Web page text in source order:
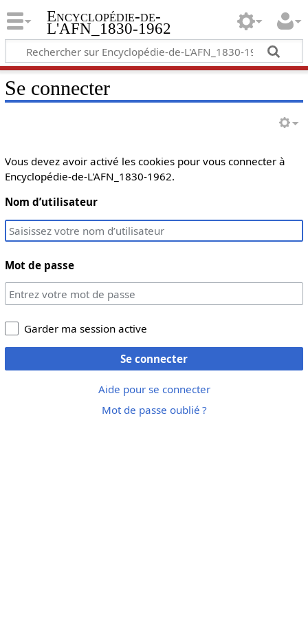
Encyclopédie-de-
L'AFN_1830-1962
Se connecter
Vous devez avoir activé les cookies pour vous connecter à
Encyclopédie-de-L'AFN_1830-1962.
Nom d’utilisateur
Mot de passe
Garder ma session active
Se connecter
Aide pour se connecter
Mot de passe oublié ?